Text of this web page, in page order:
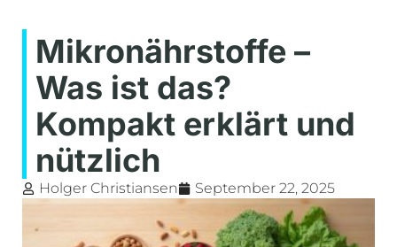
Mikronährstoffe –
Was ist das?
Kompakt erklärt und
nützlich
Holger Christiansen September 22, 2025